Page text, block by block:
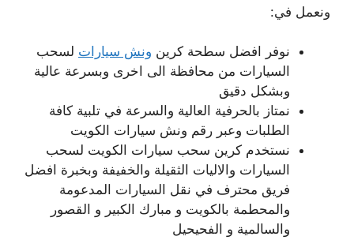
ونعمل في:
نوفر افضل سطحة كرين ونش سيارات لسحب
السيارات من محافظة الى اخرى وبسرعة عالية
وبشكل دقيق
نمتاز بالحرفية العالية والسرعة في تلبية كافة
الطلبات وعبر رقم ونش سيارات الكويت
نستخدم كرين سحب سيارات الكويت لسحب
السيارات والاليات الثقيلة والخفيفة وبخبرة افضل
فريق محترف في نقل السيارات المدعومة
والمحطمة بالكويت و مبارك الكبير و القصور
والسالمية و الفحيحيل